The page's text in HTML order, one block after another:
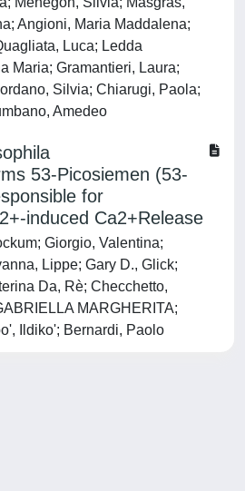
Angioni, Maria Maddalena;
Luca; Ledda
Maria; Gramantieri, Laura;
Silvia; Chiarugi, Paola;
Amedeo
53-Picosiemen (53-
for
induced Ca2+Release
Giorgio, Valentina;
Lippe; Gary D., Glick;
Da, Rè; Checchetto,
MARGHERITA;
Ildiko'; Bernardi, Paolo